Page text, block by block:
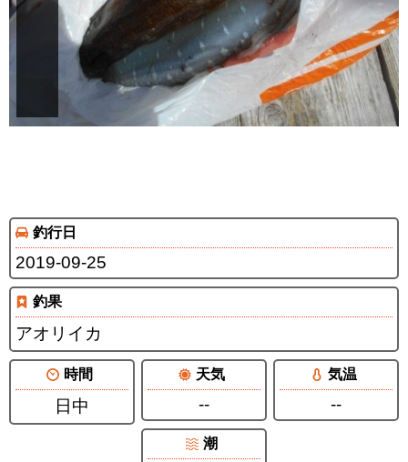
釣行日
2019-09-25
釣果
アオリイカ
時間
日中
天気
--
気温
--
潮